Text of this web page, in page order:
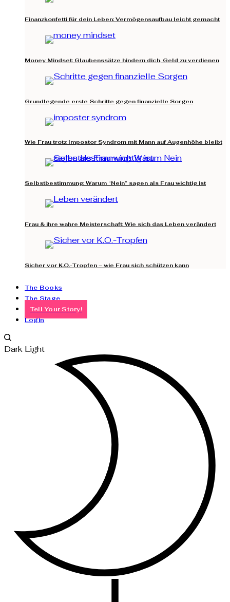
Finanzkonfetti für dein Leben: Vermögensaufbau leicht gemacht
Money Mindset: Glaubenssätze hindern dich, Geld zu verdienen
Grundlegende erste Schritte gegen finanzielle Sorgen
Wie Frau trotz Impostor Syndrom mit Mann auf Augenhöhe bleibt
Selbstbestimmung: Warum “Nein” sagen als Frau wichtig ist
Frau & ihre wahre Meisterschaft: Wie sich das Leben verändert
Sicher vor K.O.-Tropfen – wie Frau sich schützen kann
The Books
The Stage
Tell Your Story!
Login
Dark Light